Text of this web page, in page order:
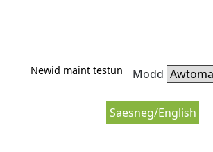
Saesneg/English
Newid maint testun Modd